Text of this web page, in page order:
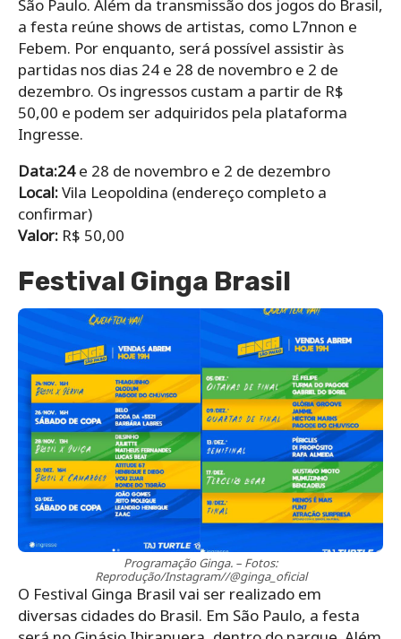
São Paulo. Além da transmissão dos jogos do Brasil,
a festa reúne shows de artistas, como L7nnon e
Febem. Por enquanto, será possível assistir às
partidas nos dias 24 e 28 de novembro e 2 de
dezembro. Os ingressos custam a partir de R$
50,00 e podem ser adquiridos pela plataforma
Ingresse.
Data:24e 28 de novembro e 2 de dezembro
Local:Vila Leopoldina (endereço completo a
confirmar)
Valor: R$ 50,00
Festival Ginga Brasil
Programação Ginga. – Fotos:
Reprodução/Instagram//@ginga_oficial
O Festival Ginga Brasil vai ser realizado em
diversas cidades do Brasil. Em São Paulo, a festa